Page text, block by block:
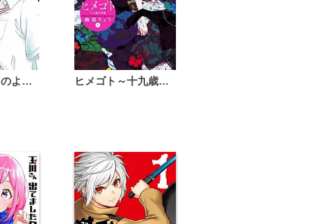
恋は雨上がりのように ヒメゴト～十九歳の制服～